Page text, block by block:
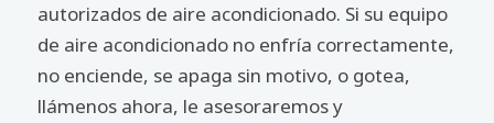
autorizados de aire acondicionado. Si su equipo
de aire acondicionado no enfría correctamente,
no enciende, se apaga sin motivo, o gotea,
llámenos ahora, le asesoraremos y